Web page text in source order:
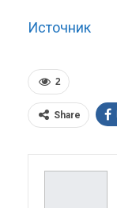
Источник
2
Share
Telegram